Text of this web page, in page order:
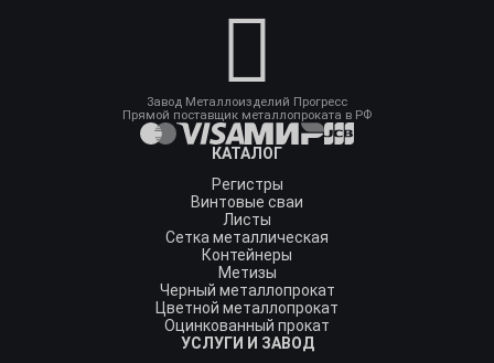
Завод Металлоизделий Прогресс
Прямой поставщик металлопроката в РФ
КАТАЛОГ
Регистры
Винтовые сваи
Листы
Сетка металлическая
Контейнеры
Метизы
Черный металлопрокат
Цветной металлопрокат
Оцинкованный прокат
УСЛУГИ И ЗАВОД